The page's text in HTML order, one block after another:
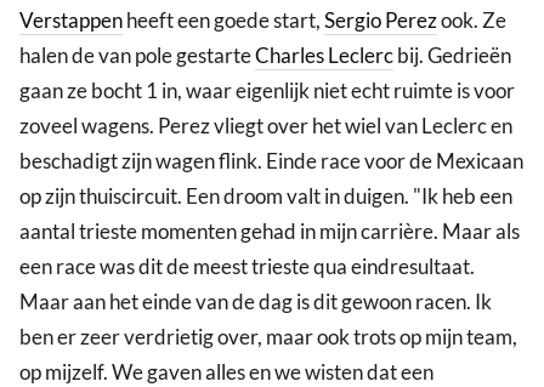
Verstappenheeft een goede start,Sergio Perezook. Ze
halen de van pole gestarteCharles Leclercbij. Gedrieën
gaan ze bocht 1 in, waar eigenlijk niet echt ruimte is voor
zoveel wagens. Perez vliegt over het wiel van Leclerc en
beschadigt zijn wagen flink. Einde race voor de Mexicaan
op zijn thuiscircuit. Een droom valt in duigen. "Ik heb een
aantal trieste momenten gehad in mijn carrière. Maar als
een race was dit de meest trieste qua eindresultaat.
Maar aan het einde van de dag is dit gewoon racen. Ik
ben er zeer verdrietig over, maar ook trots op mijn team,
op mijzelf. We gaven alles en we wisten dat een